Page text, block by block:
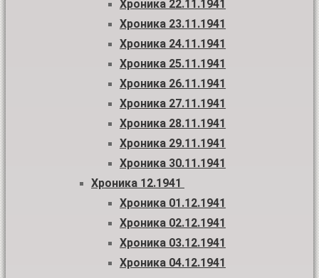
Хроника 22.11.1941
Хроника 23.11.1941
Хроника 24.11.1941
Хроника 25.11.1941
Хроника 26.11.1941
Хроника 27.11.1941
Хроника 28.11.1941
Хроника 29.11.1941
Хроника 30.11.1941
Хроника 12.1941
Хроника 01.12.1941
Хроника 02.12.1941
Хроника 03.12.1941
Хроника 04.12.1941